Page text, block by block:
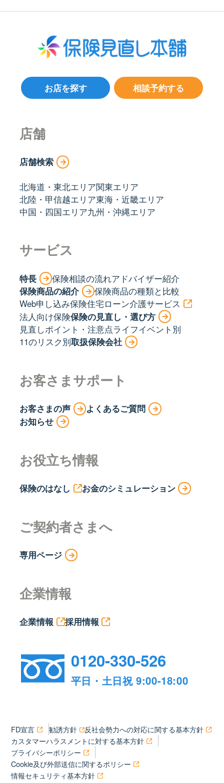
相談予約する
お店を探す
店舗
店舗検索
北海道・東北エリア関東エリア
北陸・甲信越エリア東海・近畿エリア
中国・四国エリア九州・沖縄エリア
サービス
特長 保険相談の流れアドバイザー紹介
保険商品の紹介
保険商品の種類と比較
Web申し込み保険住宅ローン介護サービス
法人向け保険保険の見直し・選び方
見直しポイント・注意点ライフイベント別
11のリスク別取扱保険会社
お客さまサポート
お客さまの声
よくあるご質問
お知らせ
お役立ち情報
保険のはなし お金のシミュレーション
ご契約者さまへ
専用ページ
企業情報
企業情報 採用情報
0120-330-526
平日・土日祝 9:00-18:00
FD宣言 勧誘方針
反社会勢力への対応に関する基本方針
カスタマーハラスメントに対する基本方針
プライバシーポリシー
Cookie及び外部送信に関するポリシー
情報セキュリティ基本方針